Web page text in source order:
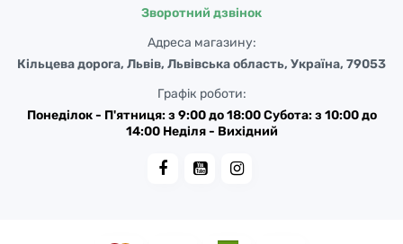
Зворотний дзвінок
Адреса магазину:
Кільцева дорога, Львів, Львівська область, Україна, 79053
Графік роботи:
Понеділок - П'ятниця: з 9:00 до 18:00 Субота: з 10:00 до
14:00 Неділя - Вихідний